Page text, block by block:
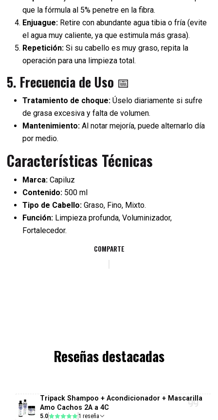
que la fórmula al 5% penetre en la fibra.
Enjuague:Retire con abundante agua tibia o fría (evite
el agua muy caliente, ya que estimula más grasa).
Repetición:Si su cabello es muy graso, repita la
operación para una limpieza total.
5. Frecuencia de Uso 📅
Tratamiento de choque:Úselo diariamente si sufre
de grasa excesiva y falta de volumen.
Mantenimiento:Al notar mejoría, puede alternarlo día
por medio.
Características Técnicas
Marca:Capiluz
Contenido:500 ml
Tipo de Cabello:Graso, Fino, Mixto.
Función:Limpieza profunda, Voluminizador,
Fortalecedor.
COMPARTE
Reseñas destacadas
Tripack Shampoo + Acondicionador + Mascarilla
Amo Cachos 2A a 4C
5.0 1 reseña